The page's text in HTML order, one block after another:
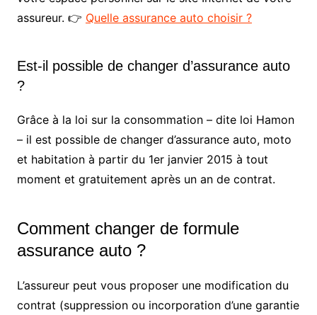
assureur. 👉 Quelle assurance auto choisir ?
Est-il possible de changer d’assurance auto
?
Grâce à la loi sur la consommation – dite loi Hamon
– il est possible de changer d’assurance auto, moto
et habitation à partir du 1er janvier 2015 à tout
moment et gratuitement après un an de contrat.
Comment changer de formule
assurance auto ?
L’assureur peut vous proposer une modification du
contrat (suppression ou incorporation d’une garantie